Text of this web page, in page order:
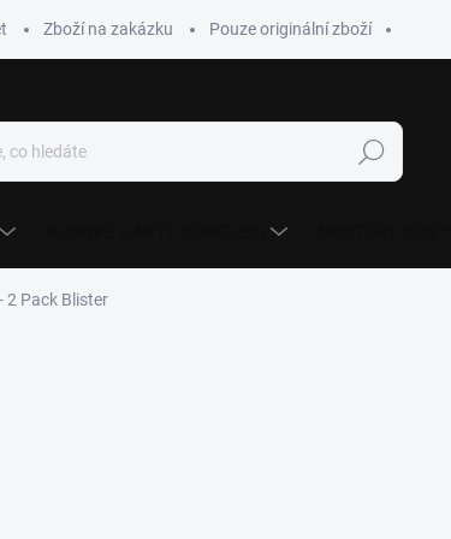
Zboží na zakázku Pouze originální zboží
Hledat
2 Pack Blister